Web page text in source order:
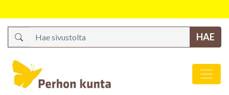
Päävalikko